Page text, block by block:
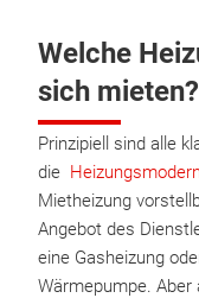
Welche
sich mieten?
Prinzipiell sind alle
die
Mietheizung
Angebot des
eine Gasheizung
Wärmepumpe. Aber